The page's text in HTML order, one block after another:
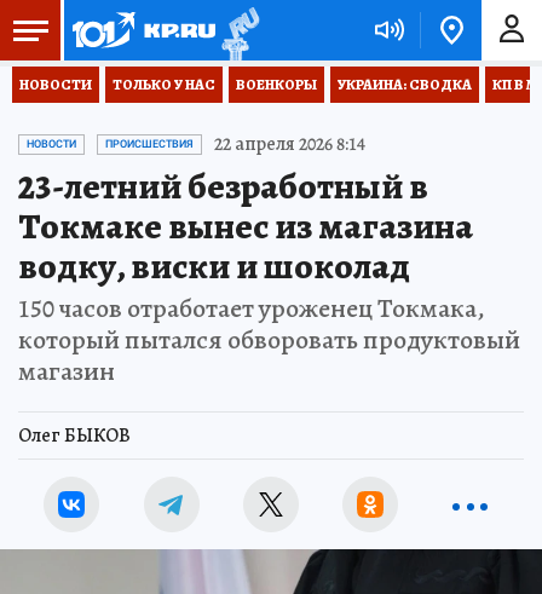
НОВОСТИ ТОЛЬКО У НАС ВОЕНКОРЫ УКРАИНА: СВОДКА КП В
НОВОСТИ ПРОИСШЕСТВИЯ 22 апреля 2026 8:14
23-летний безработный в
Токмаке вынес из магазина
водку, виски и шоколад
150 часов отработает уроженец Токмака,
который пытался обворовать продуктовый
магазин
Олег БЫКОВ